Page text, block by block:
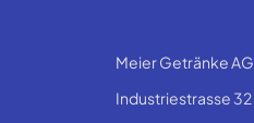
Meier Getränke AG
Industriestrasse 32